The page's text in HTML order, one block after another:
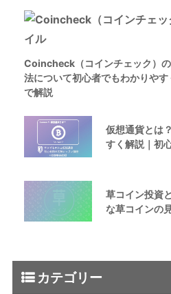
Coincheck（コインチェック）
法について初心者でもわかりやす
で解説
仮想通貨とは
すく解説｜初
草コイン投資
な草コインの
カテゴリー